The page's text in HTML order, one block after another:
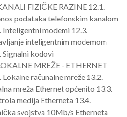
FIZIČKE RAZINE 12.1.
podataka telefonskim kanalom
Inteligentni modemi 12.3.
inteligentnim modemom
Signalni kodovi
MREŽE - ETHERNET
Lokalne računalne mreže 13.2.
mreža Ethernet općenito 13.3.
medija Etherneta 13.4.
svojstva 10Mb/s Etherneta